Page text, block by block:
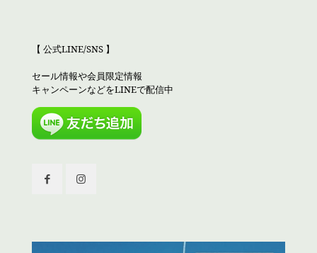
【 公式LINE/SNS 】
セール情報や会員限定情報
キャンペーンなどをLINEで配信中